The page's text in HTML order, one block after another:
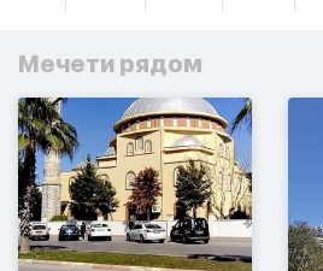
Мечети рядом